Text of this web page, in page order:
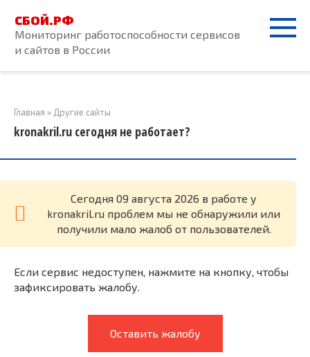
контенту
СБОЙ.РФ
Мониторинг работоспособности сервисов
и сайтов в России
Главная » Другие сайты
kronakril.ru сегодня не работает?
Cегодня 09 августа 2026 в работе у
kronakril.ru проблем мы не обнаружили или
получили мало жалоб от пользователей.
Если сервис недоступен, нажмите на кнопку, чтобы
зафиксировать жалобу.
Оставить жалобу